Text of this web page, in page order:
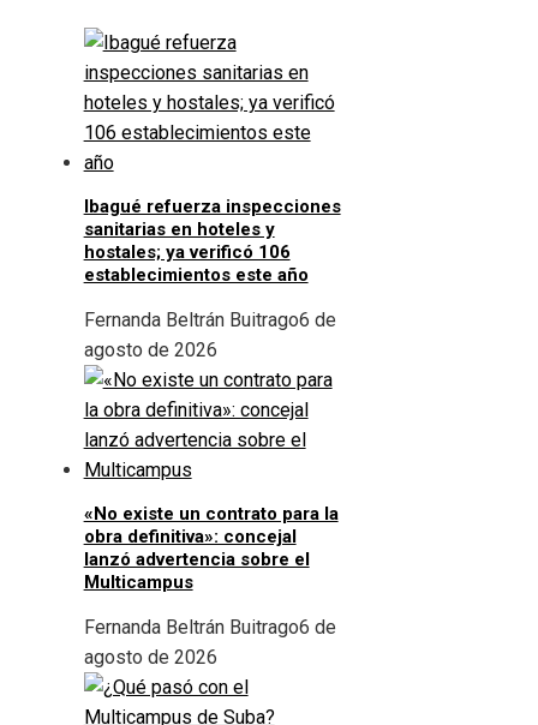
Ibagué refuerza inspecciones
sanitarias en hoteles y
hostales; ya verificó 106
establecimientos este año
Fernanda Beltrán Buitrago6 de
agosto de 2026
«No existe un contrato para la
obra definitiva»: concejal
lanzó advertencia sobre el
Multicampus
Fernanda Beltrán Buitrago6 de
agosto de 2026